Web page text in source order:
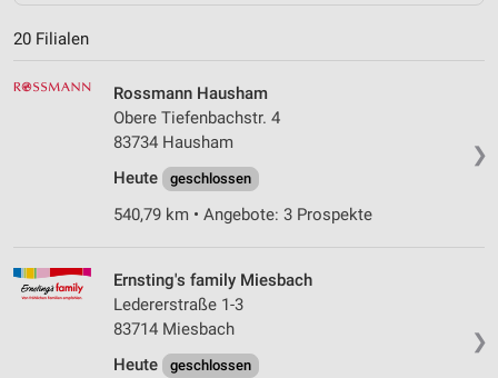
20 Filialen
❯
Rossmann Hausham
Obere Tiefenbachstr. 4
83734 Hausham
Heute
geschlossen
540,79 km • Angebote: 3 Prospekte
❯
Ernsting's family Miesbach
Ledererstraße 1-3
83714 Miesbach
Heute
geschlossen